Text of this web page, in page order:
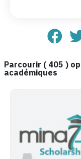
Parcourir ( 405 )
académiques